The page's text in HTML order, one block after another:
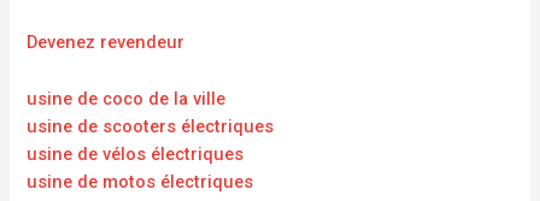
Devenez revendeur
usine de coco de la ville
usine de scooters électriques
usine de vélos électriques
usine de motos électriques